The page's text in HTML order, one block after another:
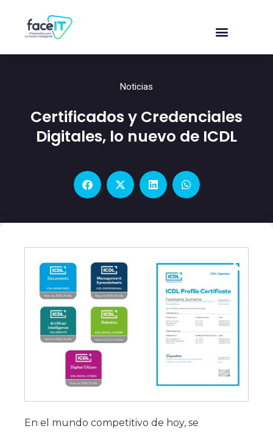
Noticias
Certificados y Credenciales
Digitales, lo nuevo de ICDL
En el mundo competitivo de hoy, se